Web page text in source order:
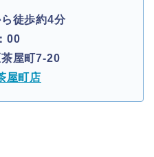
徒歩約4分
00
屋町7-20
屋町店